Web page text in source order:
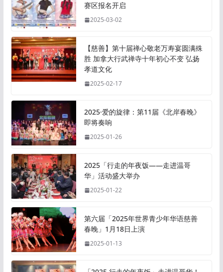
赛区报名开启
2025-03-02
【慈善】第十届禅心敬老万寿宴圆满殊
胜 加拿大行武禅寺十年初心不变 弘扬
孝道文化
2025-02-17
2025·爱的旋律：第11届《北岸春晚》
即将奏响
2025-01-26
2025「行走的年夜饭——走进温哥
华」活动盛大举办
2025-01-22
第六届「2025年世界青少年华语慈善
春晚」1月18日上演
2025-01-13